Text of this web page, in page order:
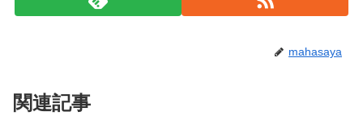
mahasaya
関連記事